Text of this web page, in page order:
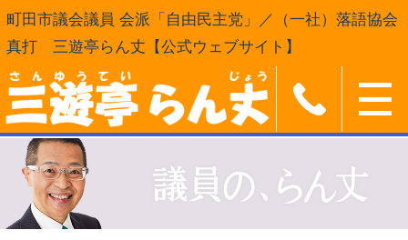
町田市議会議員 会派「自由民主党」／（一社）落語協会
真打 三遊亭らん丈【公式ウェブサイト】